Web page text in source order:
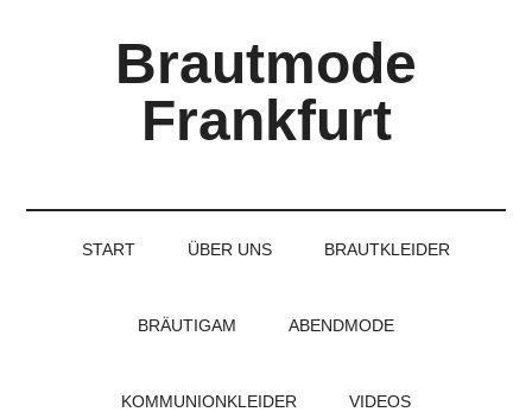
Brautmode
Frankfurt
START ÜBER UNS BRAUTKLEIDER
BRÄUTIGAM ABENDMODE
KOMMUNIONKLEIDER VIDEOS